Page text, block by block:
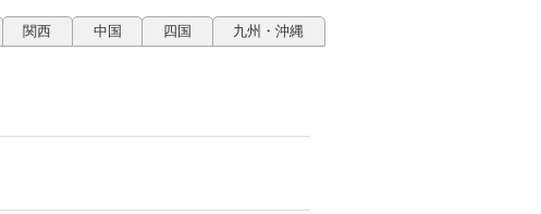
関西 中国 四国 九州・沖縄